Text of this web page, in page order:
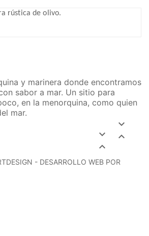
rústica de olivo.
y marinera donde encontramos
sabor a mar. Un sitio para
en la menorquina, como quien
mar.




- DESARROLLO WEB POR